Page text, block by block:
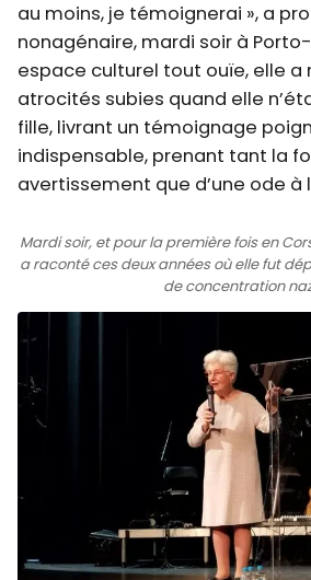
au moins, je témoignerai », a
nonagénaire, mardi soir à
espace culturel tout ouïe, elle a
atrocités subies quand elle
fille, livrant un témoignage
indispensable, prenant tant la
avertissement que d’une ode à
Mardi soir, et pour la première fois en
a raconté ces deux années où elle fut
de concentration